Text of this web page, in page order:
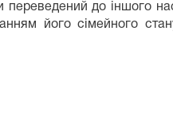
до іншого
його сімейного